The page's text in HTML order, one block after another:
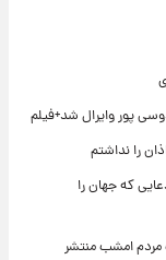
پور وایرال شد+فیلم
را نداشتم
یک نوجوان ۱۵ ساله؟ ادعایی که جهان را
مردم امشب منتشر